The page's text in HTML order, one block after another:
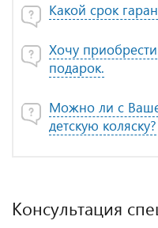
Какой срок
Хочу
подарок.
Можно ли с
детскую коляску?
Консультация